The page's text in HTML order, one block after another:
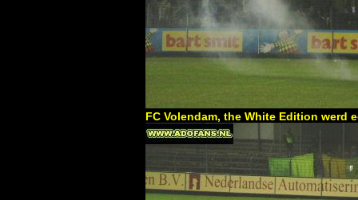
FC Volendam, the White Edition werd